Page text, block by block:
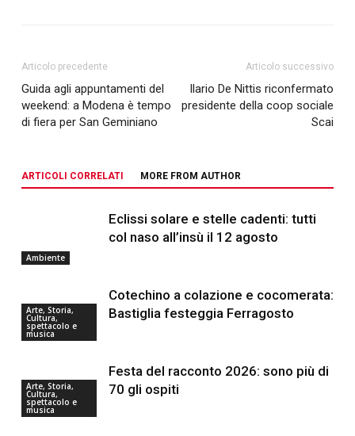
Articolo precedente
Guida agli appuntamenti del
weekend: a Modena è tempo
di fiera per San Geminiano
Articolo successivo
Ilario De Nittis riconfermato
presidente della coop sociale
Scai
ARTICOLI CORRELATI MORE FROM AUTHOR
Ambiente
Eclissi solare e stelle cadenti: tutti
col naso all’insù il 12 agosto
Arte, Storia,
Cultura,
spettacolo e
musica
Cotechino a colazione e cocomerata:
Bastiglia festeggia Ferragosto
Arte, Storia,
Cultura,
spettacolo e
musica
Festa del racconto 2026: sono più di
70 gli ospiti